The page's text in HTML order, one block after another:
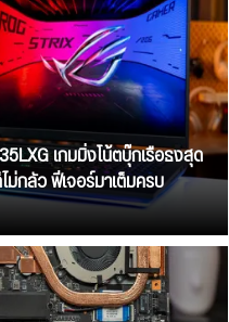
เกมมิ่งโน้ตบุ๊กเรือธงสุด
กลัว ฟีเจอร์มาเต็มครบ